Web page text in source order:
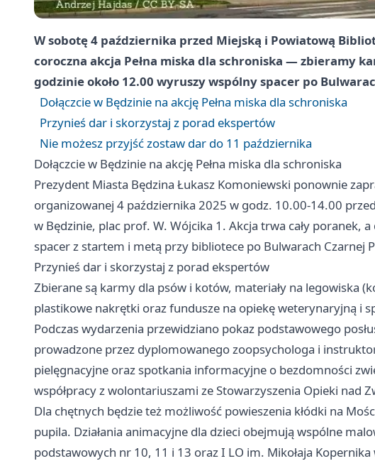
W sobotę 4 października przed Miejską i Powiatową
coroczna akcja Pełna miska dla schroniska — zbieramy
godzinie około 12.00 wyruszy wspólny spacer po
Dołączcie w Będzinie na akcję Pełna miska dla schroniska
Przynieś dar i skorzystaj z porad ekspertów
Nie możesz przyjść zostaw dar do 11 października
Dołączcie w Będzinie na akcję Pełna miska dla schroniska
Prezydent Miasta Będzina Łukasz Komoniewski ponownie
organizowanej 4 października 2025 w godz. 10.00-14.00
w Będzinie, plac prof. W. Wójcika 1. Akcja trwa cały poranek,
spacer z startem i metą przy bibliotece po Bulwarach Czarnej
Przynieś dar i skorzystaj z porad ekspertów
Zbierane są karmy dla psów i kotów, materiały na legowiska
plastikowe nakrętki oraz fundusze na opiekę weterynaryjną i
Podczas wydarzenia przewidziano pokaz podstawowego
prowadzone przez dyplomowanego zoopsychologa i
pielęgnacyjne oraz spotkania informacyjne o bezdomności
współpracy z wolontariuszami ze Stowarzyszenia Opieki nad
Dla chętnych będzie też możliwość powieszenia kłódki na
pupila. Działania animacyjne dla dzieci obejmują wspólne
podstawowych nr 10, 11 i 13 oraz I LO im. Mikołaja Kopernika